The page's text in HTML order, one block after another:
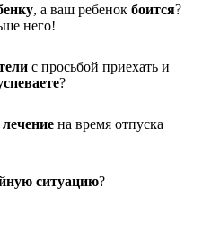
, а ваш ребенок боится?
него!
с просьбой приехать и
?
на время отпуска
ситуацию?